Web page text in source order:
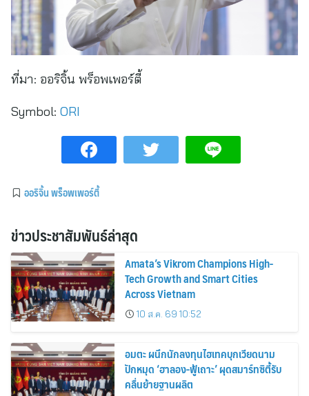
ที่มา: ออริจิ้น พร็อพเพอร์ตี้
Symbol: ORI
ออริจิ้น พร็อพเพอร์ตี้
ข่าวประชาสัมพันธ์ล่าสุด
Amata’s Vikrom Champions High-
Tech Growth and Smart Cities
Across Vietnam
10 ส.ค. 69 10:52
อมตะ ผนึกนักลงทุนไฮเทคบุกเวียดนาม
ปักหมุด ‘ฮาลอง-ฟู้เถาะ’ ผุดสมาร์ทซิตี้รับ
คลื่นย้ายฐานผลิต